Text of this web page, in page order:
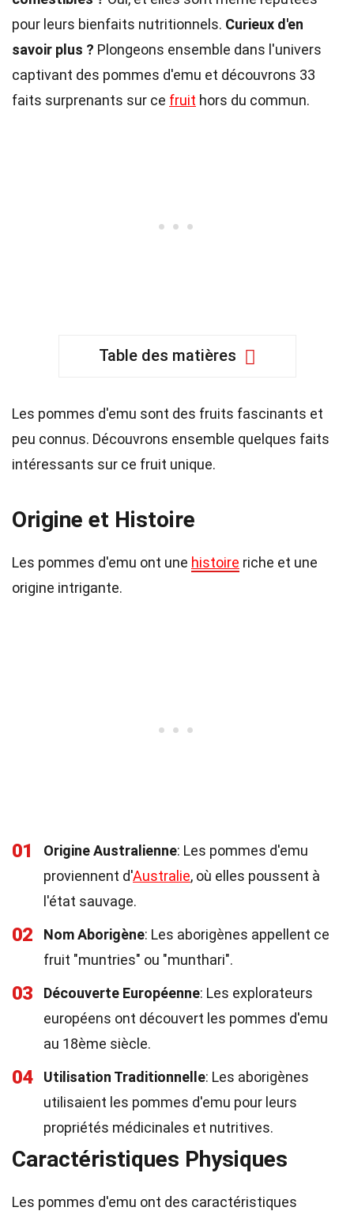
pour leurs bienfaits nutritionnels. Curieux d'en
savoir plus ? Plongeons ensemble dans l'univers
captivant des pommes d'emu et découvrons 33
faits surprenants sur ce fruit hors du commun.
Table des matières
Les pommes d'emu sont des fruits fascinants et
peu connus. Découvrons ensemble quelques faits
intéressants sur ce fruit unique.
Origine et Histoire
Les pommes d'emu ont une histoire riche et une
origine intrigante.
01 Origine Australienne: Les pommes d'emu
proviennent d'Australie, où elles poussent à
l'état sauvage.
02 Nom Aborigène: Les aborigènes appellent ce
fruit "muntries" ou "munthari".
03 Découverte Européenne: Les explorateurs
européens ont découvert les pommes d'emu
au 18ème siècle.
04 Utilisation Traditionnelle: Les aborigènes
utilisaient les pommes d'emu pour leurs
propriétés médicinales et nutritives.
Caractéristiques Physiques
Les pommes d'emu ont des caractéristiques